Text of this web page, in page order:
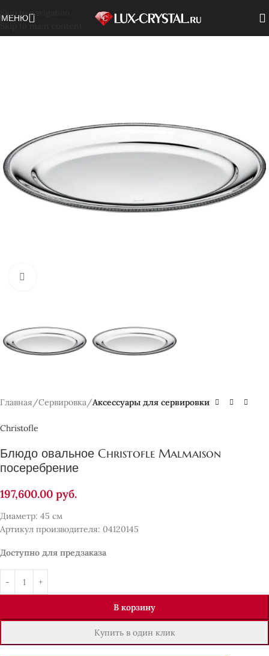
Skip to navigation
Skip to main content
МЕНЮ
Главная Сервировка Аксессуары для сервировки
Christofle
Блюдо овальное Christofle Malmaison
посеребрение
197,600.00 руб.
Диаметр: 45 см
Артикул производителя: 04120145
Доступно для предзаказа
В корзину
Купить в один клик